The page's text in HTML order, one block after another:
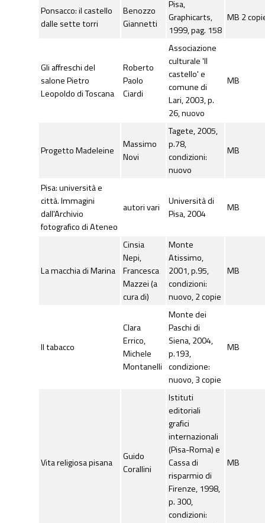
Ponsacco: il castello
dalle sette torri
Benozzo
Giannetti
Pisa,
Graphicarts,
1999, pag. 158
MB 2
Gli affreschi del
salone Pietro
Leopoldo di Toscana
Roberto
Paolo
Ciardi
Associazione
culturale 'Il
castello' e
comune di
Lari, 2003, p.
26, nuovo
MB
Progetto Madeleine
Massimo
Novi
Tagete, 2005,
p.78,
condizioni:
nuovo
MB
Pisa: università e
città. Immagini
dall'Archivio
fotografico di Ateneo
autori vari
Università di
Pisa, 2004
MB
La macchia di Marina
Cinsia
Nepi,
Francesca
Mazzei (a
cura di)
Monte
Atissimo,
2001, p.95,
condizioni:
nuovo, 2 copie
MB
Il tabacco
Clara
Errico,
Michele
Montanelli
Monte dei
Paschi di
Siena, 2004,
p.193,
condizione:
nuovo, 3 copie
MB
Vita religiosa pisana
Guido
Corallini
Istituti
editoriali
grafici
internazionali
(Pisa-Roma) e
Cassa di
risparmio di
Firenze, 1998,
p. 300,
condizioni:
MB